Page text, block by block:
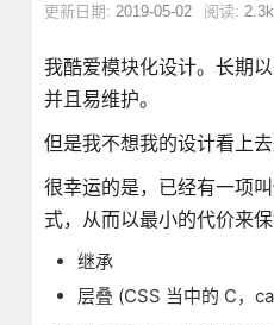
更新日期: 2019-05-02 阅读: 2.3k
我酷爱模块化设计。长期
并且易维护。
但是我不想我的设计看上
很幸运的是，已经有一项
式，从而以最小的代价来
继承
层叠 (CSS 当中的 C，